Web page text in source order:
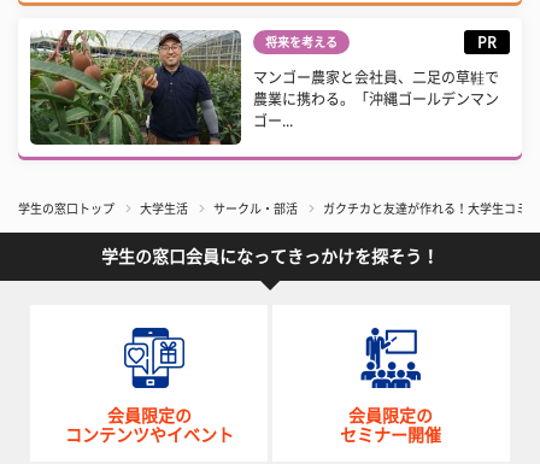
将来を考える PR
マンゴー農家と会社員、二足の草鞋で
農業に携わる。「沖縄ゴールデンマン
ゴー...
学生の窓口トップ 大学生活 サークル・部活 ガクチカと友達が作れる！大学生コミ
学生の窓口会員になってきっかけを探そう！
会員限定の
コンテンツやイベント
会員限定の
セミナー開催